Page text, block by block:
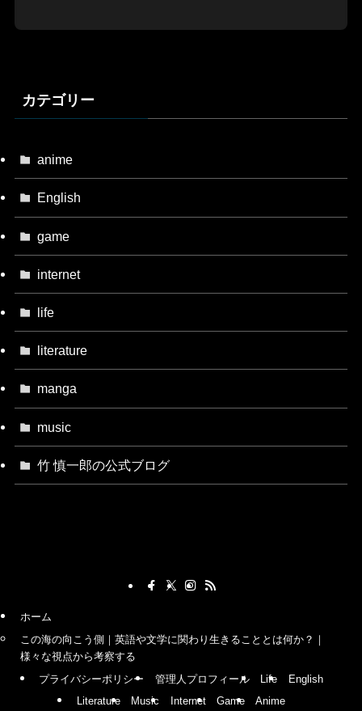
カテゴリー
anime
English
game
internet
life
literature
manga
music
竹 慎一郎の公式ブログ
ホーム
この海の向こう側｜英語や文学に関わり生きることとは何か？｜
様々な視点から考察する
プライバシーポリシー
管理人プロフィール Life
English
Literature
Music Internet Game Anime